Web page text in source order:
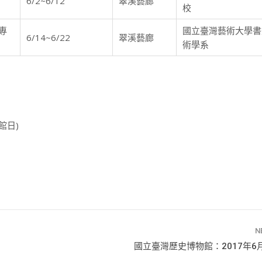
校
6/14~6/22 翠溪藝廊
國立臺灣藝術大學
術學系
日)
國立臺灣歷史博物館：2017年6